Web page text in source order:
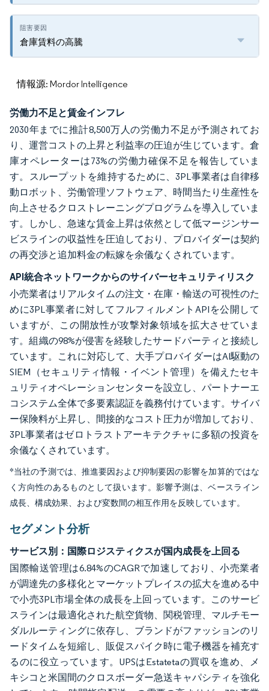
倉庫賃料の高騰
情報源: Mordor Intelligence
労働力不足と賃金インフレ
2030年までに推計8,500万人の労働力不足が予測されてお
り、運営コストの上昇と利益率の圧迫が生じています。倉
庫オペレーターは73%の労働力確保不足を報告していま
す。スループットを維持するために、3PL事業者は自律移
動ロボット、労働管理ソフトウェア、時間当たり生産性を
向上させるクロストレーニングプログラムを導入していま
す。しかし、急速な賃金上昇は依然として低マージンサー
ビスラインの収益性を圧迫しており、プロバイダーは契約
の再交渉と追加料金の転嫁を余儀なくされています。
API統合ネットワークからのサイバーセキュリティリスク
小売業者はリアルタイムの注文・在庫・輸送の可視性のた
めに3PL事業者に対してフルフィルメントAPIを公開して
いますが、この開放性が攻撃対象領域を拡大させていま
す。組織の98%が侵害を経験したサードパーティと接続し
ています。これに対応して、大手プロバイダーはAI駆動の
SIEM（セキュリティ情報・イベント管理）を備えたセキ
ュリティオペレーションセンターを設立し、パートナーエ
コシステム全体で多要素認証を義務付けています。サイバ
ー保険料が上昇し、間接的なコスト圧力が増加しており、
3PL事業者はゼロトラストアーキテクチャに多額の投資を
余儀なくされています。
*当社の予測では、推進要因および抑制要因の影響を加算的ではな
く方向性のあるものとして扱います。影響予測は、ベースライン
成長、構成効果、および変数間の相互作用を反映しています。
セグメント分析
サービス別：国際ロジスティクスが国内成長を上回る
国際輸送管理は6.84%のCAGRで加速しており、小売業者
が調達先の多様化とマーケットプレイスの拡大を進める中
で小売3PL市場全体の成長を上回っています。このサービ
スラインは最適化された航空貨物、関税管理、マルチモー
ダルルーティングに依存し、ブランドがファッションのリ
ードタイムを短縮し、販促スパイク時に電子機器を補充す
るのに役立っています。UPSはEstatetaの買収を進め、メ
キシコと米国間のクロスボーダー急送キャパシティを強化